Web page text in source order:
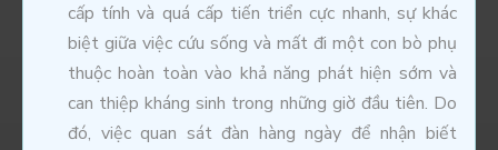
cấp tính và quá cấp tiến triển cực nhanh, sự khác
biệt giữa việc cứu sống và mất đi một con bò phụ
thuộc hoàn toàn vào khả năng phát hiện sớm và
can thiệp kháng sinh trong những giờ đầu tiên. Do
đó, việc quan sát đàn hàng ngày để nhận biết